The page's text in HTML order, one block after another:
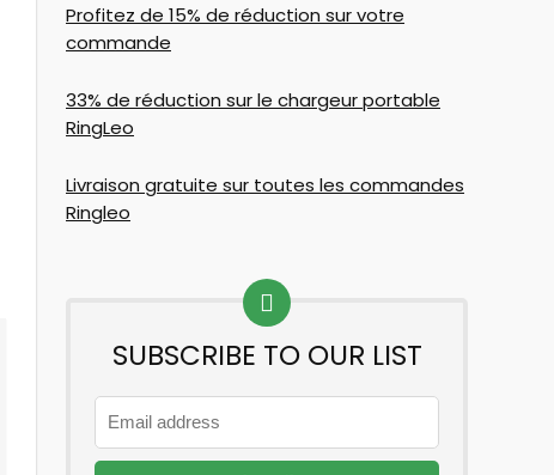
Profitez de 15% de réduction sur votre
commande
33% de réduction sur le chargeur portable
RingLeo
Livraison gratuite sur toutes les commandes
Ringleo
SUBSCRIBE TO OUR LIST